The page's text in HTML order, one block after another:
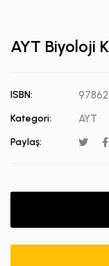
AYT Biyoloji
ISBN:
Kategori: AYT
Paylaş: